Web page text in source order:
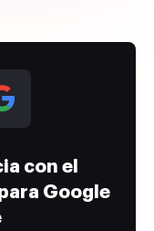
con el
Google